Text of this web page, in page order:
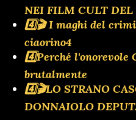
NEI FILM CULT
4️⃣🎬 I maghi del
ciaorino4
4️⃣Perché
brutalmente
4️⃣🎬LO STRANO
DONNAIOLO